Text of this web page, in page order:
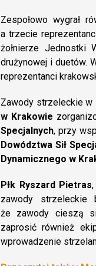
Zespołowo wygrał
a trzecie
żołnierze Jednostki
drużynowej i duetów.
reprezentanci
Zawody strzeleckie w
w Krakowie
Specjalnych, przy
Dowództwa Sił
Dynamicznego w
Płk Ryszard Pietras
zawody strzeleckie
że zawody cieszą
zaprosić również
wprowadzenie